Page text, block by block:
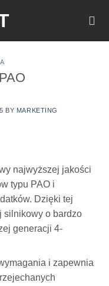
BY MARKETING
najwyższej jakości
typu PAO i
Dzięki tej
silnikowy o bardzo
generacji 4-
i zapewnia